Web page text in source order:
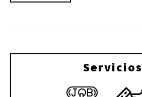
Servicios